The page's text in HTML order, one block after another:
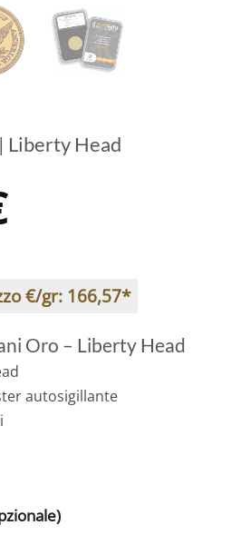
Liberty Head
€/gr: 166,57*
Oro – Liberty Head
autosigillante